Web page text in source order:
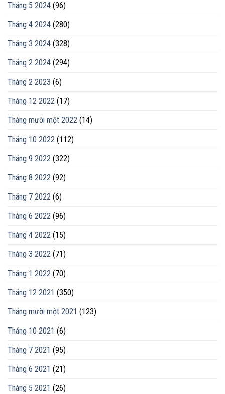
Tháng 5 2024 (96)
Tháng 4 2024 (280)
Tháng 3 2024 (328)
Tháng 2 2024 (294)
Tháng 2 2023 (6)
Tháng 12 2022 (17)
Tháng mười một 2022 (14)
Tháng 10 2022 (112)
Tháng 9 2022 (322)
Tháng 8 2022 (92)
Tháng 7 2022 (6)
Tháng 6 2022 (96)
Tháng 4 2022 (15)
Tháng 3 2022 (71)
Tháng 1 2022 (70)
Tháng 12 2021 (350)
Tháng mười một 2021 (123)
Tháng 10 2021 (6)
Tháng 7 2021 (95)
Tháng 6 2021 (21)
Tháng 5 2021 (26)